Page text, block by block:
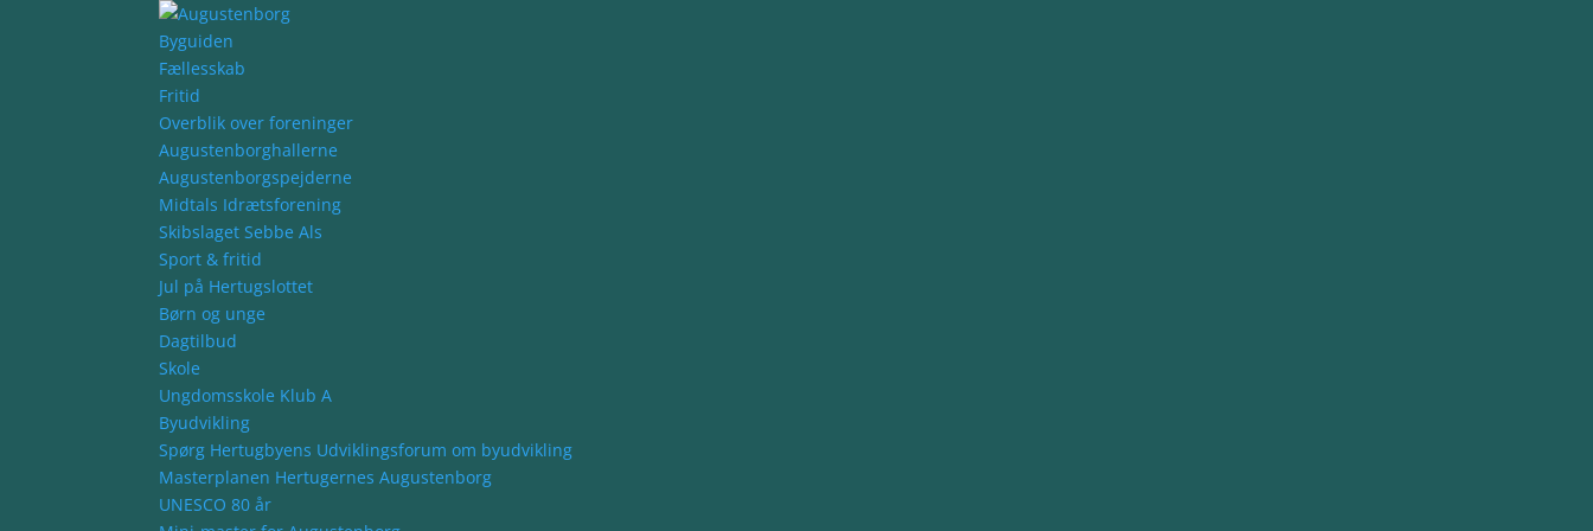
Byguiden
Fællesskab
Fritid
Overblik over foreninger
Augustenborghallerne
Augustenborgspejderne
Midtals Idrætsforening
Skibslaget Sebbe Als
Sport & fritid
Jul på Hertugslottet
Børn og unge
Dagtilbud
Skole
Ungdomsskole Klub A
Byudvikling
Spørg Hertugbyens Udviklingsforum om byudvikling
Masterplanen Hertugernes Augustenborg
UNESCO 80 år